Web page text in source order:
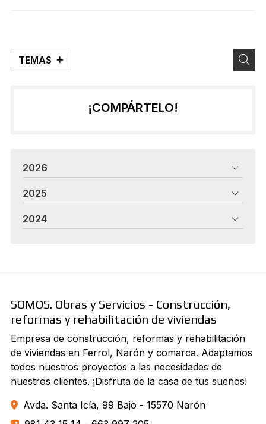
TEMAS
¡COMPÁRTELO!
2026
2025
2024
SOMOS. Obras y Servicios - Construcción,
reformas y rehabilitación de viviendas
Empresa de construcción, reformas y rehabilitación
de viviendas en Ferrol, Narón y comarca. Adaptamos
todos nuestros proyectos a las necesidades de
nuestros clientes. ¡Disfruta de la casa de tus sueños!
Avda. Santa Icía, 99 Bajo - 15570 Narón